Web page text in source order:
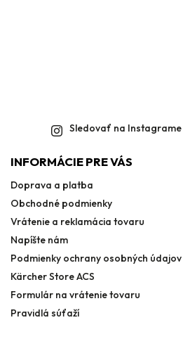
Sledovať na Instagrame
INFORMÁCIE PRE VÁS
Doprava a platba
Obchodné podmienky
Vrátenie a reklamácia tovaru
Napíšte nám
Podmienky ochrany osobných údajov
Kärcher Store ACS
Formulár na vrátenie tovaru
Pravidlá súťaží